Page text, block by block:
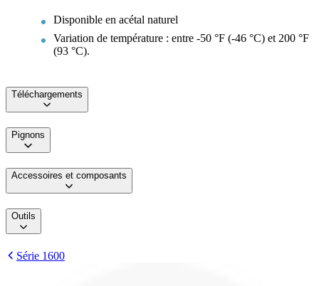
Disponible en acétal naturel
Variation de température : entre -50 °F (-46 °C) et 200 °F
(93 °C).
Téléchargements
Pignons
Accessoires et composants
Outils
Série 1600